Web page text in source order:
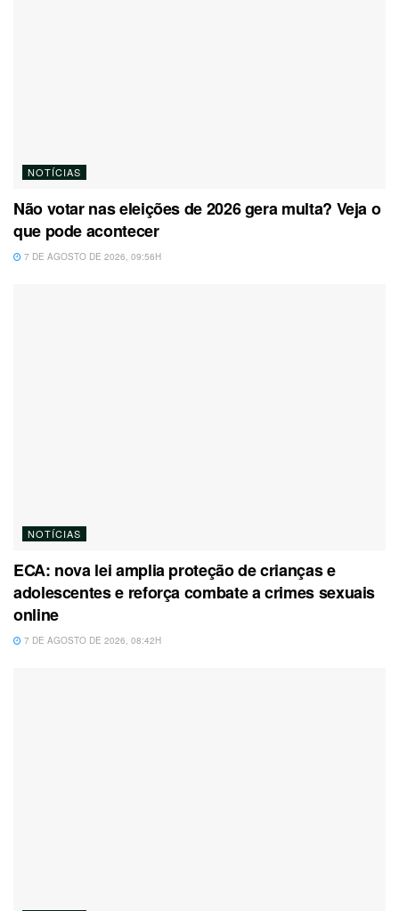
NOTÍCIAS
Não votar nas eleições de 2026 gera multa? Veja o
que pode acontecer
7 DE AGOSTO DE 2026, 09:56H
NOTÍCIAS
ECA: nova lei amplia proteção de crianças e
adolescentes e reforça combate a crimes sexuais
online
7 DE AGOSTO DE 2026, 08:42H